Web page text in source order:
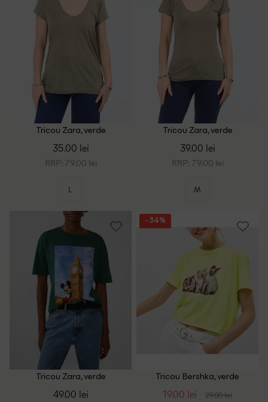
Tricou Zara, verde
35.00 lei
RRP: 79.00 lei
L
Tricou Zara, verde
39.00 lei
RRP: 79.00 lei
M
Tricou Zara, verde
49.00 lei
- 34%
Tricou Bershka, verde
19.00 lei 29.00 lei